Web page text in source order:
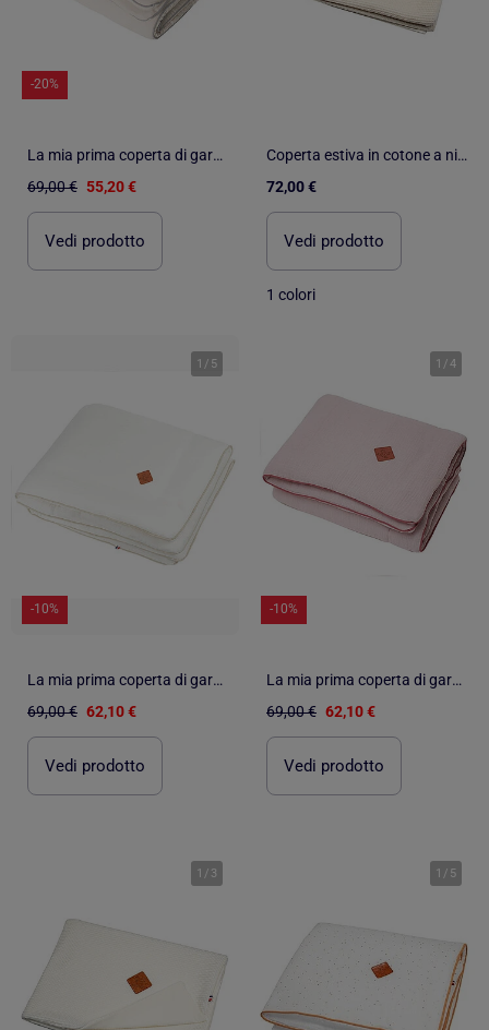
-20%
La mia prima coperta di garza di cotone, jeanne | SEVIRA KIDS
69,00 € 55,20 €
Vedi prodotto
Coperta estiva in cotone a nido d'ape | SEVIRA KIDS
72,00 €
Vedi prodotto
1 colori
1 / 5
-10%
La mia prima coperta di garza di cotone, jeanne | SEVIRA KIDS
69,00 € 62,10 €
Vedi prodotto
1 /4
-10%
La mia prima coperta di garza di cotone, jeanne | SEVIRA KIDS
69,00 € 62,10 €
Vedi prodotto
1 / 3 1 / 5